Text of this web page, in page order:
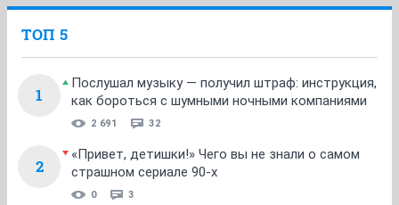
ТОП 5
1
Послушал музыку — получил штраф: инструкция,
как бороться с шумными ночными компаниями
2 691 32
2
«Привет, детишки!» Чего вы не знали о самом
страшном сериале 90-х
0 3